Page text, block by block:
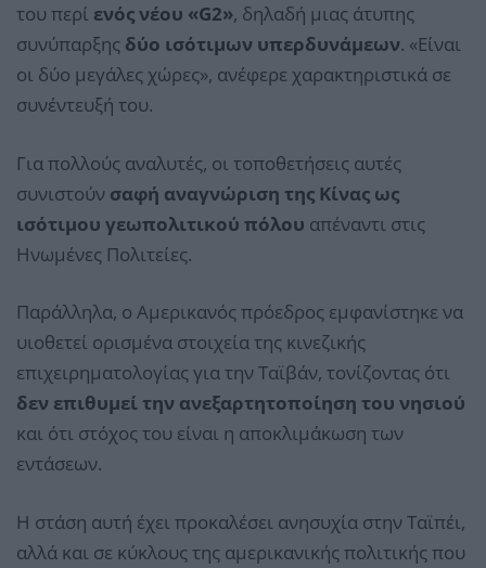
του περί ενός νέου «G2», δηλαδή μιας άτυπης
συνύπαρξης δύο ισότιμων υπερδυνάμεων. «Είναι
οι δύο μεγάλες χώρες», ανέφερε χαρακτηριστικά σε
συνέντευξή του.
Για πολλούς αναλυτές, οι τοποθετήσεις αυτές
συνιστούν σαφή αναγνώριση της Κίνας ως
ισότιμου γεωπολιτικού πόλου απέναντι στις
Ηνωμένες Πολιτείες.
Παράλληλα, ο Αμερικανός πρόεδρος εμφανίστηκε να
υιοθετεί ορισμένα στοιχεία της κινεζικής
επιχειρηματολογίας για την Ταϊβάν, τονίζοντας ότι
δεν επιθυμεί την ανεξαρτητοποίηση του νησιού
και ότι στόχος του είναι η αποκλιμάκωση των
εντάσεων.
Η στάση αυτή έχει προκαλέσει ανησυχία στην Ταϊπέι,
αλλά και σε κύκλους της αμερικανικής πολιτικής που